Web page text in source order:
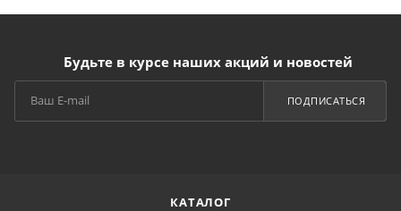
Будьте в курсе наших акций и новостей
ПОДПИСАТЬСЯ
КАТАЛОГ